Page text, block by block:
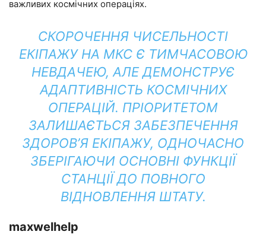
важливих космічних операціях.
СКОРОЧЕННЯ ЧИСЕЛЬНОСТІ
ЕКІПАЖУ НА МКС Є ТИМЧАСОВОЮ
НЕВДАЧЕЮ, АЛЕ ДЕМОНСТРУЄ
АДАПТИВНІСТЬ КОСМІЧНИХ
ОПЕРАЦІЙ. ПРІОРИТЕТОМ
ЗАЛИШАЄТЬСЯ ЗАБЕЗПЕЧЕННЯ
ЗДОРОВ’Я ЕКІПАЖУ, ОДНОЧАСНО
ЗБЕРІГАЮЧИ ОСНОВНІ ФУНКЦІЇ
СТАНЦІЇ ДО ПОВНОГО
ВІДНОВЛЕННЯ ШТАТУ.
maxwelhelp